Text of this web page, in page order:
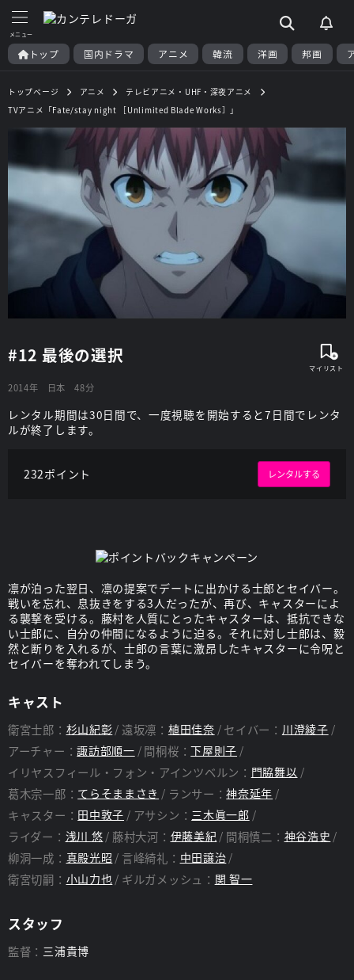
トップ 国内ドラマ アニメ 韓流 洋画 邦画
トップページ アニメ
テレビアニメ・UHF・深夜アニメ
TVアニメ「Fate/stay night ［Unlimited Blade Works］」
#12 最後の選択
2014年 日本 48分
レンタル期間は30日間で、一度視聴を開始すると7日間でレンタ
ルが終了します。
232ポイント レンタルする
凛が泊った翌日、凛の提案でデートに出かける士郎とセイバー。
戦いを忘れ、息抜きをする3人だったが、再び、キャスターによ
る襲撃を受ける。藤村を人質にとったキャスターは、抵抗できな
い士郎に、自分の仲間になるように迫る。それに対し士郎は、毅
然と断りを入れるが、士郎の言葉に激昂したキャスターに令呪と
セイバーを奪われてしまう。
キャスト
衛宮士郎： 杉山紀彰 遠坂凛： 植田佳奈 セイバー： 川澄綾子
アーチャー：諏訪部順一 間桐桜：下屋則子
イリヤスフィール・フォン・アインツベルン： 門脇舞以
葛木宗一郎： てらそままさき ランサー：神奈延年
キャスター： 田中敦子 アサシン： 三木眞一郎
ライダー： 浅川 悠 藤村大河： 伊藤美紀 間桐慎二： 神谷浩史
柳洞一成： 真殿光昭 言峰綺礼： 中田譲治
衛宮切嗣： 小山力也 ギルガメッシュ： 関 智一
スタッフ
監督： 三浦貴博